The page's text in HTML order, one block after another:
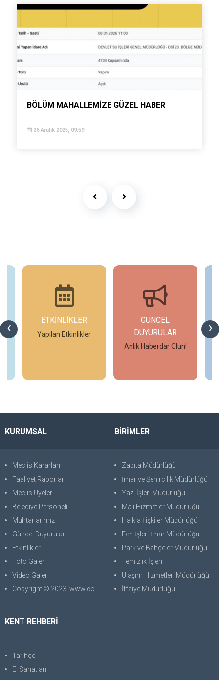
BÖLÜM MAHALLEMİZE GÜZEL HABER
26 Aralık 2025, 09:59
‹ ›
ETKİNLİKLER
Yapılan Etkinlikler
GÜNCEL
DUYURULAR
Anlık Haberdar Olun!
KURUMSAL
Meclis Kararları
Faaliyet Raporları
Meclis Üyeleri
Belediye Personeli
Muhtarlarımız
Güncel Duyurular
Etkinlikler
Foto Galeri
Video Galeri
Copyright © 2023. www.corabilgisayar.com Her Hakkı Saklıdır. kopyalanması, çoğaltılması ve dağıtılması halinde yasal haklarımız işletilecektir.
BİRİMLER
Zabıta Müdürlüğü
İmar ve Şehircilik Müdürlüğü
Yazı İşleri Müdürlüğü
Mali Hizmetler Müdürlüğü
Halkla İlişkiler Müdürlüğü
Fen İşleri İmar Müdürlüğü
Park ve Bahçeler Müdürlüğü
Temizlik İşleri
Ulaşım Hizmetleri Müdürlüğü
İtfaiye Müdürlüğü
KENT REHBERİ
Tarihçe
El Sanatları